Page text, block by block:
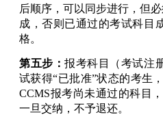
后顺序，可以同步进行，但
成，否则已通过的考试科目
格。
第五步：报考科目（考试注
试获得“已批准”状态的考生
CCMS报考尚未通过的科目
一旦交纳，不予退还。